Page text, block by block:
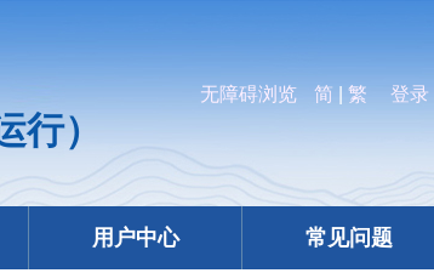
行）
无障碍浏览 简 繁 登录
用户中心 常见问题